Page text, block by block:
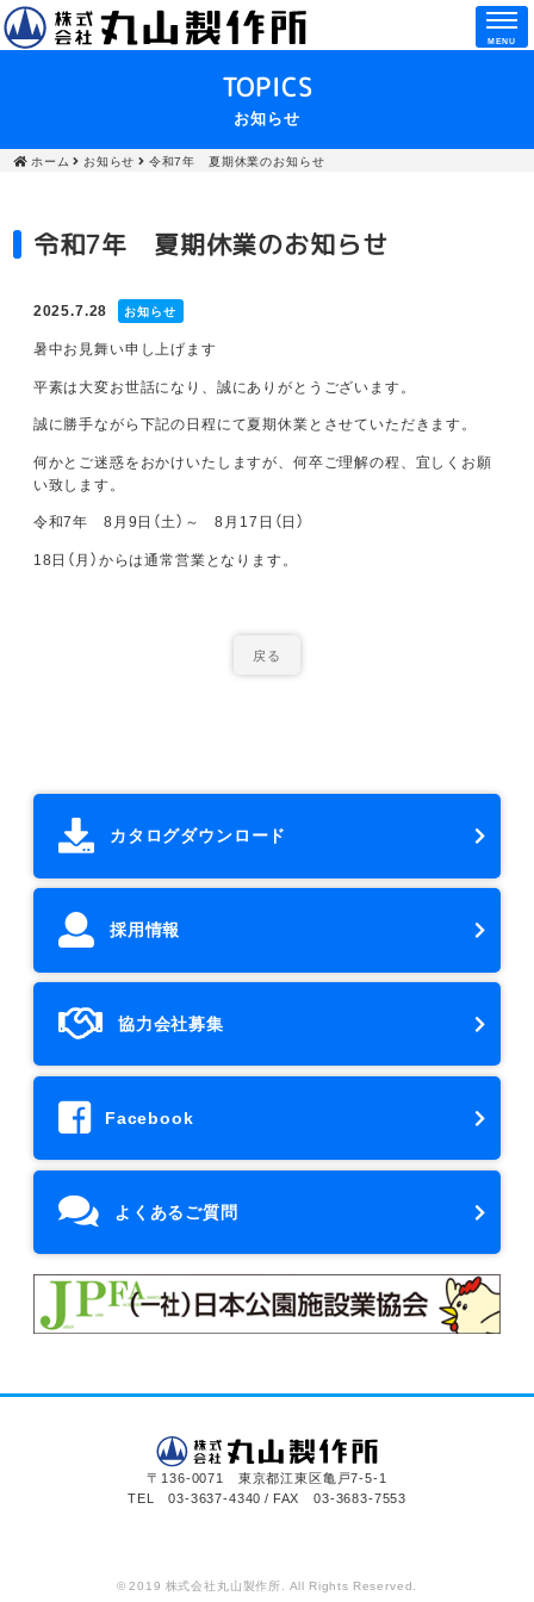
MENU
TOPICS
お知らせ
ホーム お知らせ 令和7年 夏期休業のお知らせ
令和7年 夏期休業のお知らせ
2025.7.28 お知らせ
暑中お見舞い申し上げます
平素は大変お世話になり、誠にありがとうございます。
誠に勝手ながら下記の日程にて夏期休業とさせていただきます。
何かとご迷惑をおかけいたしますが、何卒ご理解の程、宜しくお願
い致します。
令和7年 8月9日（土）～ 8月17日（日）
18日（月）からは通常営業となります。
戻る
カタログダウンロード
採用情報
協力会社募集
Facebook
よくあるご質問
〒136-0071 東京都江東区亀戸7-5-1
TEL 03-3637-4340 / FAX 03-3683-7553
© 2019 株式会社丸山製作所. All Rights Reserved.